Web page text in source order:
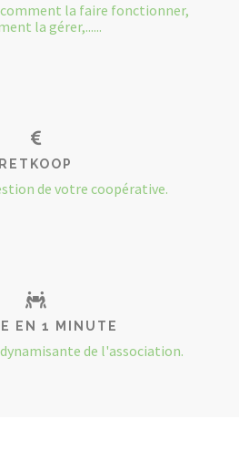
la faire fonctionner,
la gérer,......
RETKOOP
de votre coopérative.
EN 1 MINUTE
de l'association.